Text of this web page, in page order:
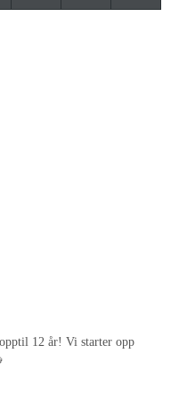
12 år! Vi starter opp